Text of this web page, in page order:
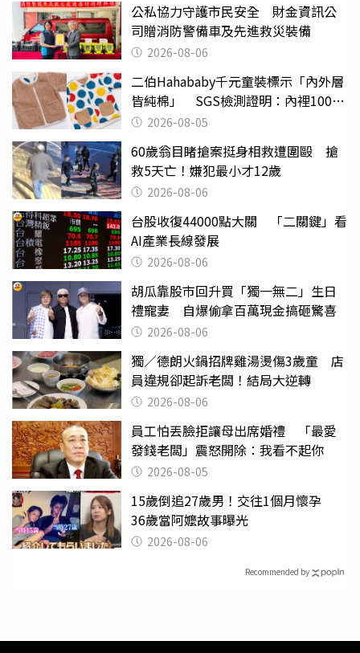
公私協力守護市民安全 財金資訊公
司贈消防警備車及先進救災裝備
2026-08-06
二伯Hahababy千元童裝標示「內外層
皆純棉」 SGS檢測證明：內裡100%
聚酯纖維
2026-08-05
60歲翁目睹搶案挺身相救遭圍毆 搶
救5天亡！嫌犯最小才12歲
2026-08-06
台股收復44000點大關 「二關鍵」看
AI產業長線發展
2026-08-06
胡瓜靠股市回升買「獨一無二」生日
禮寵妻 自爆偷拿百萬現金搞砸驚喜
2026-08-06
獨／德朗火鍋招牌雞湯燙傷3歲童 店
員違規卻起訴老闆！結局大逆轉
2026-08-06
員工怕丟臉拒讓母出席婚禮 「最愛
發錢老闆」震怒開除：我看不起你
2026-08-05
15歲倒追27歲男！交往1個月懷孕
36歲當阿嬤故事曝光
2026-08-06
Recommended by